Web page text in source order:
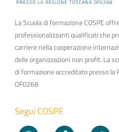
La Scuola di formazione COSPE
professionalizzanti qualificati che
carriere nella cooperazione
delle organizzazioni non profit. La
di formazione accreditato presso la
OF0268
Segui COSPE